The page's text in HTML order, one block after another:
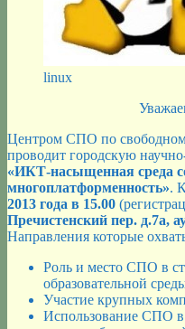
linux
Центром СПО по
проводит городскую
«ИКТ-насыщенная среда
многоплатформенность».
2013 года в 15.00
Пречистенский пер. д.7а,
Направления которые
Роль и место СПО в
образовательной
Участие крупных
Использование СПО в